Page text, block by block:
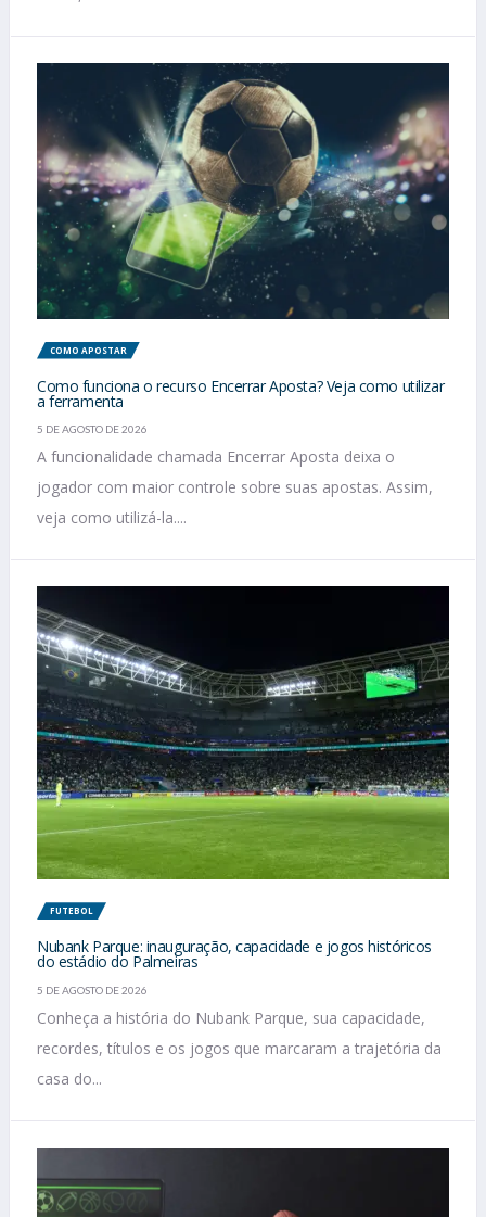
COMO APOSTAR
Como funciona o recurso Encerrar Aposta? Veja como utilizar
a ferramenta
5 DE AGOSTO DE 2026
A funcionalidade chamada Encerrar Aposta deixa o
jogador com maior controle sobre suas apostas. Assim,
veja como utilizá-la....
FUTEBOL
Nubank Parque: inauguração, capacidade e jogos históricos
do estádio do Palmeiras
5 DE AGOSTO DE 2026
Conheça a história do Nubank Parque, sua capacidade,
recordes, títulos e os jogos que marcaram a trajetória da
casa do...